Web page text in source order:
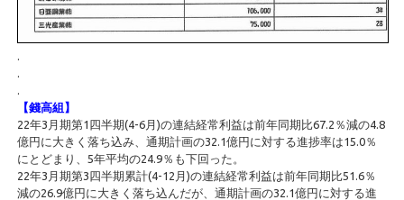
.
.
.
【錢高組】
22年3月期第1四半期(4-6月)の連結経常利益は前年同期比67.2％減の4.8
億円に大きく落ち込み、通期計画の32.1億円に対する進捗率は15.0％
にとどまり、5年平均の24.9％も下回った。
22年3月期第3四半期累計(4-12月)の連結経常利益は前年同期比51.6％
減の26.9億円に大きく落ち込んだが、通期計画の32.1億円に対する進